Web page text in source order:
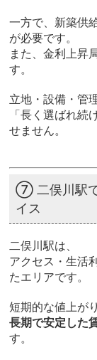
一方で、新築供
が必要です。
また、金利上昇
す。
立地・設備・管
「長く選ばれ
せません。
⑦ 二俣川駅
イス
二俣川駅は、
アクセス・生活
たエリアです。
短期的な値上が
長期で安定した
す。